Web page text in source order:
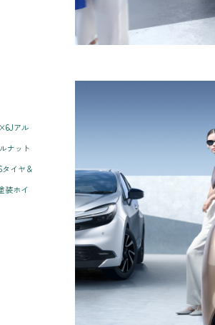
アル
ナット
イヤ＆
装ホイ